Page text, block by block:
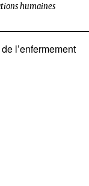
humaines
l’enfermement